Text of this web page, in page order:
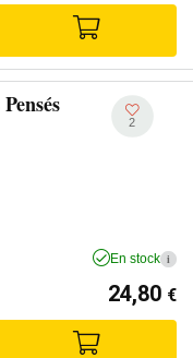
2
En stock i
24,80 €